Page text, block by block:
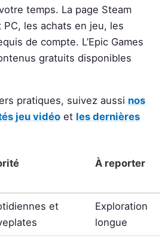
temps. La page Steam
les achats en jeu, les
de compte. L’Epic Games
gratuits disponibles
pratiques, suivez aussi nos
jeu vidéoet les dernières
À reporter
et
Exploration
longue